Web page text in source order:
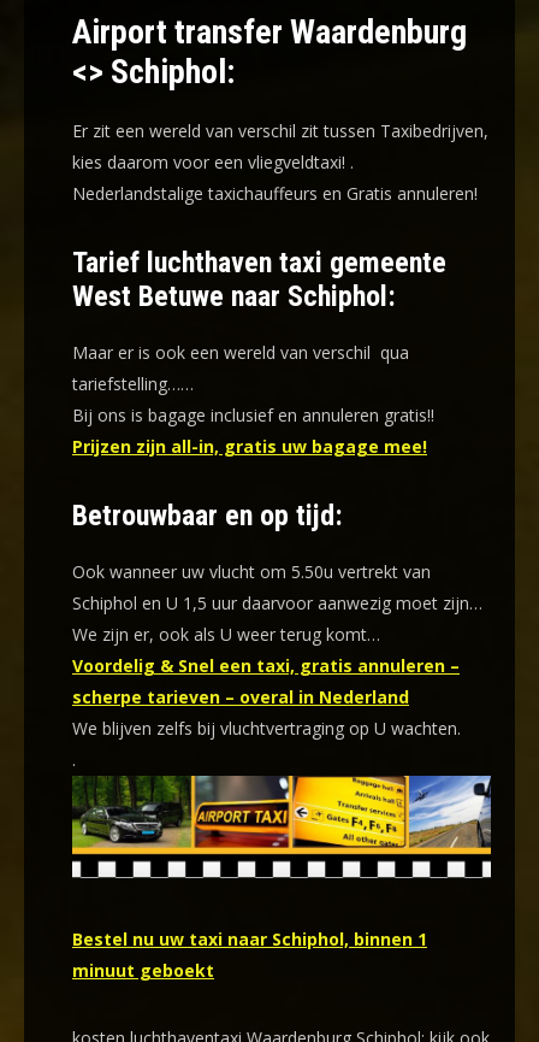
Airport transfer Waardenburg
<> Schiphol:
Er zit een wereld van verschil zit tussen Taxibedrijven,
kies daarom voor een vliegveldtaxi! .
Nederlandstalige taxichauffeurs en Gratis annuleren!
Tarief luchthaven taxi gemeente
West Betuwe naar Schiphol:
Maar er is ook een wereld van verschil qua
tariefstelling……
Bij ons is bagage inclusief en annuleren gratis!!
Prijzen zijn all-in, gratis uw bagage mee!
Betrouwbaar en op tijd:
Ook wanneer uw vlucht om 5.50u vertrekt van
Schiphol en U 1,5 uur daarvoor aanwezig moet zijn…
We zijn er, ook als U weer terug komt…
Voordelig & Snel een taxi, gratis annuleren –
scherpe tarieven – overal in Nederland
We blijven zelfs bij vluchtvertraging op U wachten.
.
Bestel nu uw taxi naar Schiphol, binnen 1
minuut geboekt